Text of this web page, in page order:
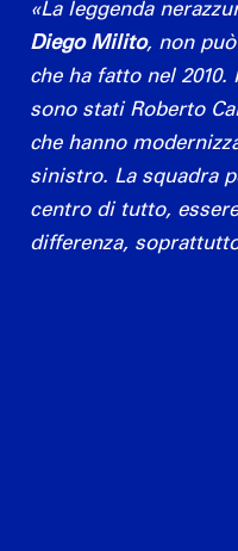
«La leggenda
Diego Milito, non
che ha fatto nel
sono stati Roberto
che hanno
sinistro. La squadra
centro di tutto,
differenza,